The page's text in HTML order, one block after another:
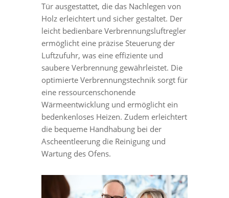
Tür ausgestattet, die das Nachlegen von
Holz erleichtert und sicher gestaltet. Der
leicht bedienbare Verbrennungsluftregler
ermöglicht eine präzise Steuerung der
Luftzufuhr, was eine effiziente und
saubere Verbrennung gewährleistet. Die
optimierte Verbrennungstechnik sorgt für
eine ressourcenschonende
Wärmeentwicklung und ermöglicht ein
bedenkenloses Heizen. Zudem erleichtert
die bequeme Handhabung bei der
Ascheentleerung die Reinigung und
Wartung des Ofens.